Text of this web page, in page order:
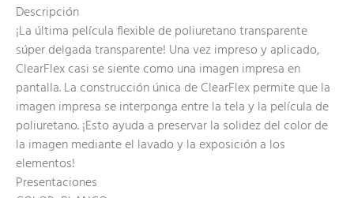
Descripción
¡La última película flexible de poliuretano transparente
súper delgada transparente! Una vez impreso y aplicado,
ClearFlex casi se siente como una imagen impresa en
pantalla. La construcción única de ClearFlex permite que la
imagen impresa se interponga entre la tela y la película de
poliuretano. ¡Esto ayuda a preservar la solidez del color de
la imagen mediante el lavado y la exposición a los
elementos!
Presentaciones